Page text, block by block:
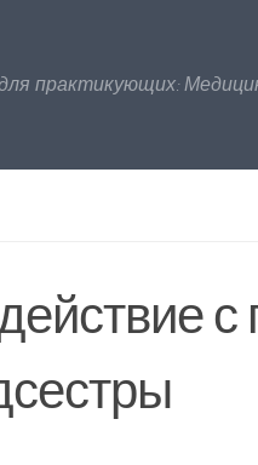
практикующих: